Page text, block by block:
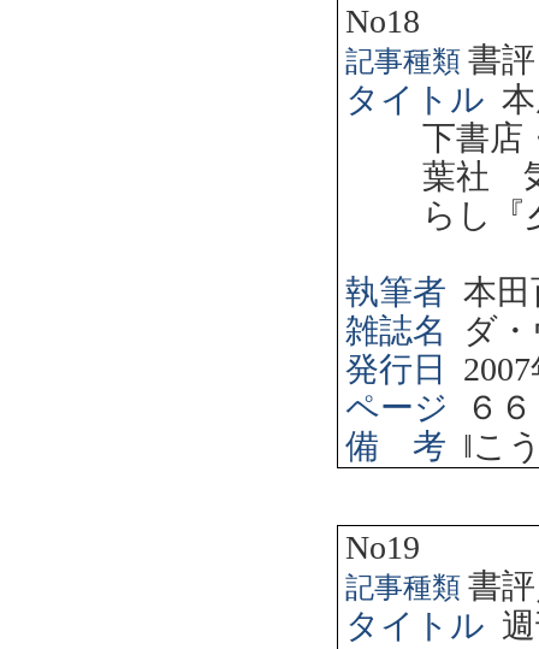
No18
記事種類 書評
タイトル
下書店
葉社
らし
執筆者 本田
雑誌名
ダ
発行日
2007
ページ
６６
備 考 ‖こ
No19
記事種類 書
タイトル